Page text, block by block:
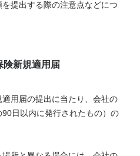
提出する際の注意点などにつ
険新規適用届
用届の提出に当たり、会社の
日以内に発行されたもの）の